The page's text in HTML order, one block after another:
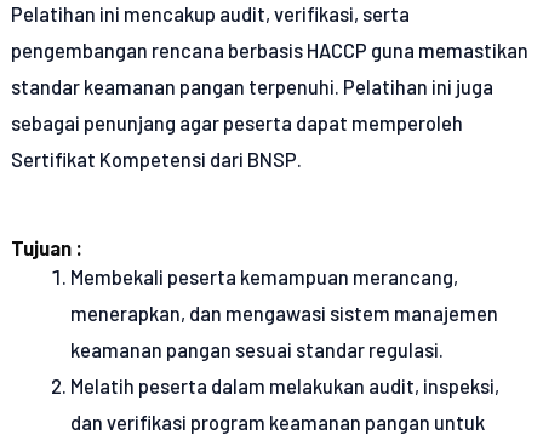
Pelatihan ini mencakup audit, verifikasi, serta
pengembangan rencana berbasis HACCP guna memastikan
standar keamanan pangan terpenuhi. Pelatihan ini juga
sebagai penunjang agar peserta dapat memperoleh
Sertifikat Kompetensi dari BNSP.
Tujuan :
Membekali peserta kemampuan merancang,
menerapkan, dan mengawasi sistem manajemen
keamanan pangan sesuai standar regulasi.
Melatih peserta dalam melakukan audit, inspeksi,
dan verifikasi program keamanan pangan untuk